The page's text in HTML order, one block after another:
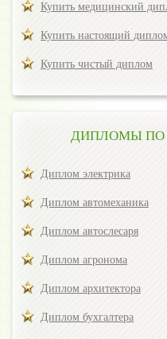
Купить медицинский
Купить настоящий
Купить чистый диплом
ДИПЛОМЫ ПО
Диплом электрика
Диплом автомеханика
Диплом автослесаря
Диплом агронома
Диплом архитектора
Диплом бухгалтера